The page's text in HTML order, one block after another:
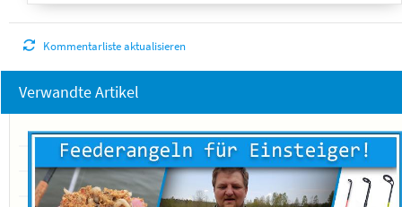
Kommentarliste aktualisieren
Verwandte Artikel